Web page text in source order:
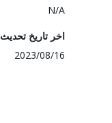
N/A
اخر تاريخ تحديث
2023/08/16